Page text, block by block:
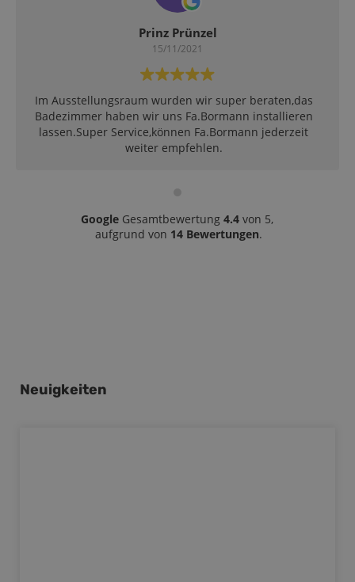
Michael Mahnke
03/08/2021
Die Firma ermöglichte den kurzfristigen Einsatz eines
Servicetechnikers aufgrund einer Undichtigkeit an
meiner Heizungsanlage. Der Techniker war sehr
kompetent und hat einen tollen Rund-um-Service
GoogleGesamtbewertung 4.4von 5,
aufgrund von 14 Bewertungen.
Neuigkeiten